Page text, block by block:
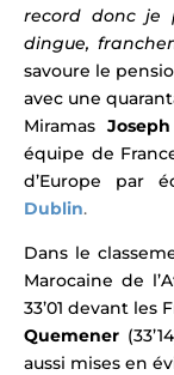
record donc je
dingue,
savoure le
avec une
Miramas
équipe de
d’Europe par
Dublin.
Dans le
Marocaine de
33’01 devant les
Quemener
aussi mises en